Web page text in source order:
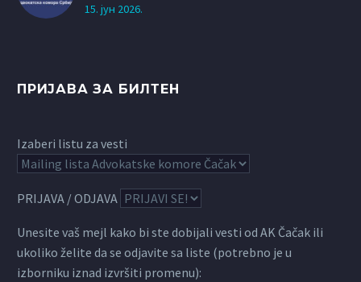
15. јун 2026.
ПРИЈАВА ЗА БИЛТЕН
Izaberi listu za vesti
PRIJAVA / ODJAVA
Unesite vaš mejl kako bi ste dobijali vesti od AK Čačak ili
ukoliko želite da se odjavite sa liste (potrebno je u
izborniku iznad izvršiti promenu):